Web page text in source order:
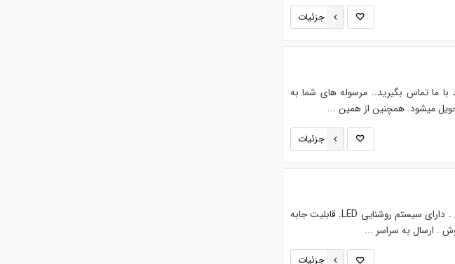
جزئیات
ما تماس بگیرید.. مرسوله های شما به
میشود. همچنین از همین ...
جزئیات
عایق بندی تزریق فوم . جنس بدنه استیل نگیر . دارای شیشه سکوریت نشکن . دارای سیستم روشنایی LED. قابلیت جابه
جزئیات